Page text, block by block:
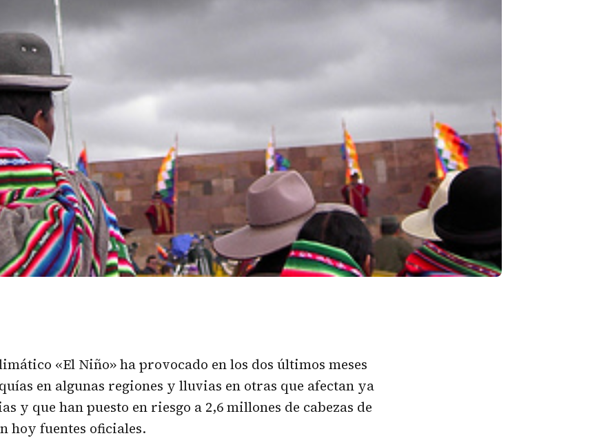
«El Niño» ha provocado en los dos últimos meses
en algunas regiones y lluvias en otras que afectan ya
y que han puesto en riesgo a 2,6 millones de cabezas de
hoy fuentes oficiales.